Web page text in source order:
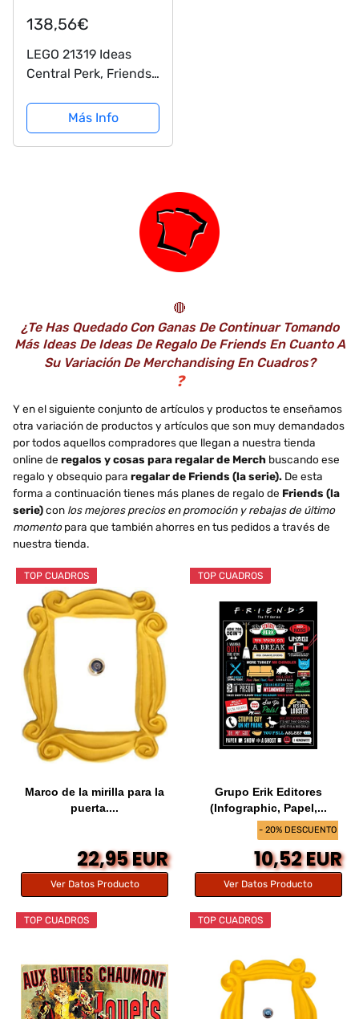
138,56€
LEGO 21319 Ideas
Central Perk, Friends
Maqueta de Cafetería
de Serie de TV, Mini
Figuras Monica,
Más Info
🔴
¿Te Has Quedado Con Ganas De Continuar Tomando
Más Ideas De Ideas De Regalo De Friends En Cuanto A
Su Variación De Merchandising En Cuadros?
❓
Y en el siguiente conjunto de artículos y productos te enseñamos
otra variación de productos y artículos que son muy demandados
por todos aquellos compradores que llegan a nuestra tienda
online de regalos y cosas para regalar de Merch buscando ese
regalo y obsequio para regalar de Friends (la serie). De esta
forma a continuación tienes más planes de regalo de Friends (la
serie)con los mejores precios en promoción y rebajas de último
momentopara que también ahorres en tus pedidos a través de
nuestra tienda.
TOP CUADROS
Marco de la mirilla para la
puerta....
22,95 EUR
Ver Datos Producto
- 20% DESCUENTO
TOP CUADROS
Grupo Erik Editores
(Infographic, Papel,...
10,52 EUR
Ver Datos Producto
TOP CUADROS TOP CUADROS